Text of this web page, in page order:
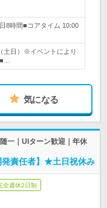
8時間■コアタイム 10:00
土日）※イベントにより
気になる
一｜UIターン歓迎｜年休
発責任者】★土日祝休み
全週休2日制